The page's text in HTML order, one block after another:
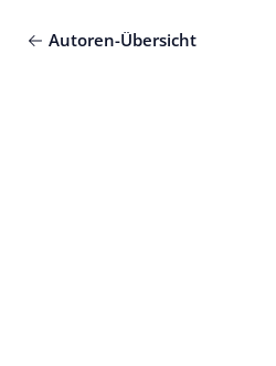
Autoren-Übersicht